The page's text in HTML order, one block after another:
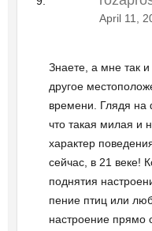
April 11,
Знаете, а мне так и
другое
времени. Глядя на
что такая милая и
характер
сейчас, в 21 веке!
поднятия
пение птиц или
настроение прямо